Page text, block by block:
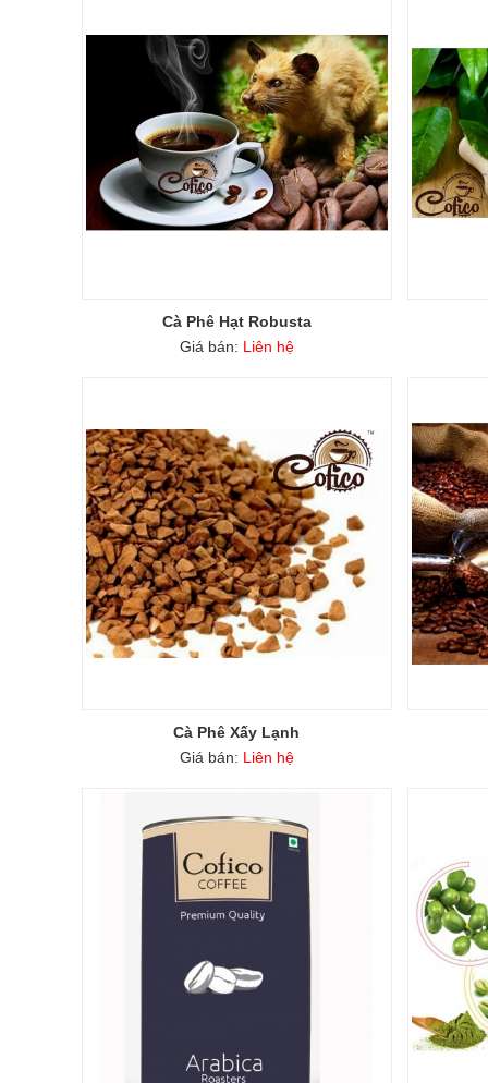
Cà Phê Hạt Robusta
Giá bán: Liên hệ
Cà Phê Xấy Lạnh
Giá bán: Liên hệ